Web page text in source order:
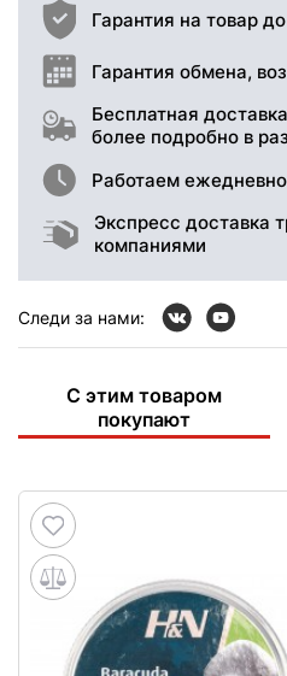
Гарантия на товар
Гарантия обмена,
Бесплатная
более подробно в
Работаем
Экспресс доставка
компаниями
Следи за нами:
С этим товаром
покупают